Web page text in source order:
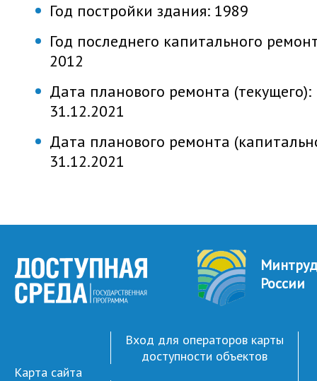
Год постройки здания: 1989
Год последнего капитального
2012
Дата планового ремонта (текущего):
31.12.2021
Дата планового ремонта
31.12.2021
Минтруд
России
Карта сайта
Вход для операторов карты
доступности объектов